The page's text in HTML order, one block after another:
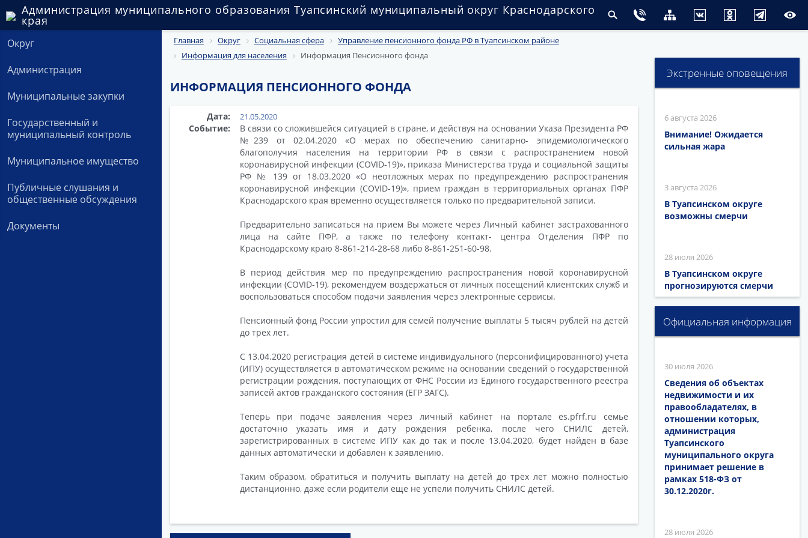
Администрация муниципального образования Туапсинский муниципальный округ Краснодарского
края
Округ
Администрация
Муниципальные закупки
Государственный и
муниципальный контроль
Муниципальное имущество
Публичные слушания и
общественные обсуждения
Документы
Главная Округ Социальная сфера
Управление пенсионного фонда РФ в Туапсинском районе
Информация для населения
Информация Пенсионного фонда
ИНФОРМАЦИЯ ПЕНСИОННОГО ФОНДА
Дата: 21.05.2020
Событие:
В связи со сложившейся ситуацией в стране, и действуя на основании Указа Президента РФ
№239 от 02.04.2020 «О мерах по обеспечению санитарно- эпидемиологического
благополучия населения на территории РФ в связи с распространением новой
коронавирусной инфекции (COVID-19)», приказа Министерства труда и социальной защиты
РФ № 139 от 18.03.2020 «О неотложных мерах по предупреждению распространения
коронавирусной инфекции (COVID-19)», прием граждан в территориальных органах ПФР
Краснодарского края временно осуществляется только по предварительной записи.
Предварительно записаться на прием Вы можете через Личный кабинет застрахованного
лица на сайте ПФР, а также по телефону контакт- центра Отделения ПФР по
Краснодарскому краю 8-861-214-28-68 либо 8-861-251-60-98.
В период действия мер по предупреждению распространения новой коронавирусной
инфекции (COVID-19), рекомендуем воздержаться от личных посещений клиентских служб и
воспользоваться способом подачи заявления через электронные сервисы.
Пенсионный фонд России упростил для семей получение выплаты 5 тысяч рублей на детей
до трех лет.
С 13.04.2020 регистрация детей в системе индивидуального (персонифицированного) учета
(ИПУ) осуществляется в автоматическом режиме на основании сведений о государственной
регистрации рождения, поступающих от ФНС России из Единого государственного реестра
записей актов гражданского состояния (ЕГР ЗАГС).
Теперь при подаче заявления через личный кабинет на портале es.pfrf.ru семье
достаточно указать имя и дату рождения ребенка, после чего СНИЛС детей,
зарегистрированных в системе ИПУ как до так и после 13.04.2020, будет найден в базе
данных автоматически и добавлен к заявлению.
Таким образом, обратиться и получить выплату на детей до трех лет можно полностью
дистанционно, даже если родители еще не успели получить СНИЛС детей.
Экстренные оповещения
6 августа 2026
Внимание! Ожидается
сильная жара
3 августа 2026
В Туапсинском округе
возможны смерчи
28 июля 2026
В Туапсинском округе
прогнозируются смерчи
Официальная информация
30 июля 2026
Сведения об объектах
недвижимости и их
правообладателях, в
отношении которых,
администрация
Туапсинского
муниципального округа
принимает решение в
рамках 518-ФЗ от
30.12.2020г.
28 июля 2026